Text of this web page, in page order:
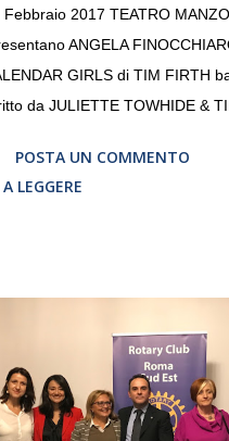
2017 TEATRO
ANGELA
GIRLS di TIM FIRTH
da JULIETTE TOWHIDE &
POSTA UN COMMENTO
LEGGERE